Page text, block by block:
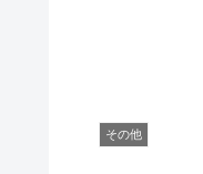
その他